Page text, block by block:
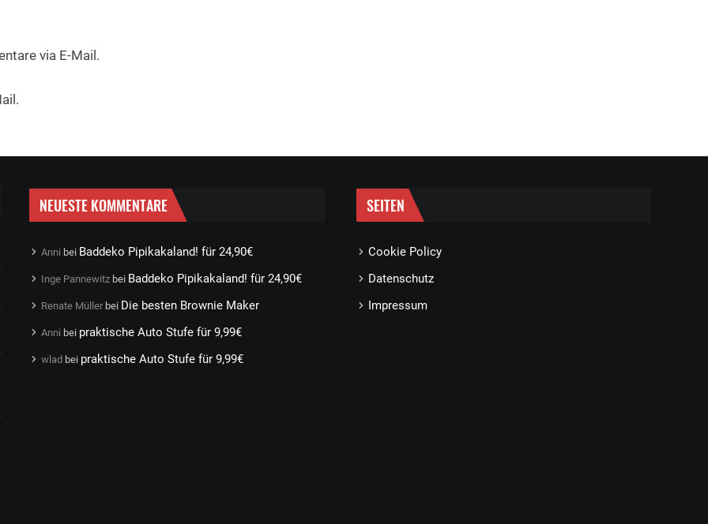
via E-Mail.
NEUESTE KOMMENTARE
Anni bei Baddeko Pipikakaland! für 24,90€
Inge Pannewitz bei Baddeko Pipikakaland! für 24,90€
Renate Müller bei Die besten Brownie Maker
Anni bei praktische Auto Stufe für 9,99€
wlad bei praktische Auto Stufe für 9,99€
SEITEN
Cookie Policy
Datenschutz
Impressum